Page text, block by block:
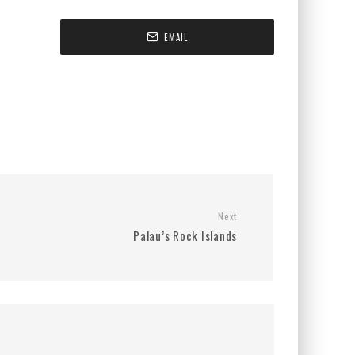
EMAIL
Next
Palau’s Rock Islands